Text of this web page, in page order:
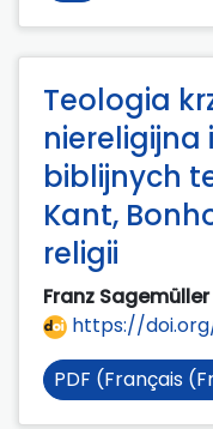
Teologia
biblijnych
Kant,
religii
Franz Sagemüller
https://doi.org/
PDF (Français